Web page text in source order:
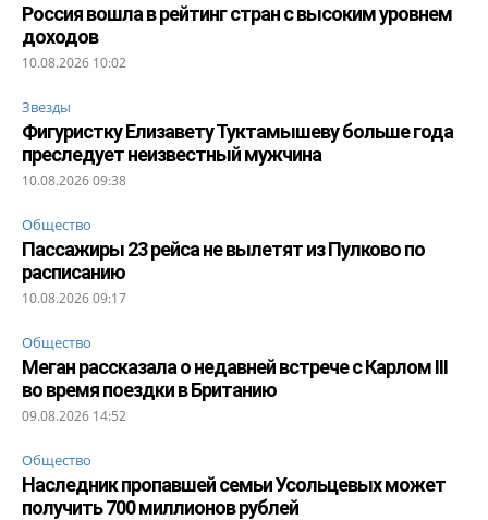
Россия вошла в рейтинг стран с высоким уровнем
доходов
10.08.2026 10:02
Звезды
Фигуристку Елизавету Туктамышеву больше года
преследует неизвестный мужчина
10.08.2026 09:38
Общество
Пассажиры 23 рейса не вылетят из Пулково по
расписанию
10.08.2026 09:17
Общество
Меган рассказала о недавней встрече с Карлом III
во время поездки в Британию
09.08.2026 14:52
Общество
Наследник пропавшей семьи Усольцевых может
получить 700 миллионов рублей